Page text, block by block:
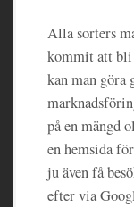
Alla sorters
kommit att bli
kan man göra
på en mängd
en hemsida
ju även få
efter via